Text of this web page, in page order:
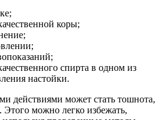
коры;
спирта в одном из
настойки.
действиями может стать тошнота,
Этого можно легко избежать,